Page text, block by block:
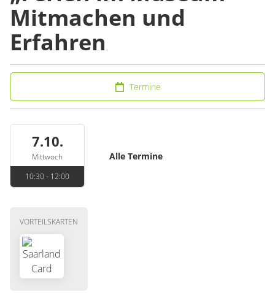
Mitmachen und
Erfahren
Termine
7.10.
Mittwoch
10:30 - 12:00
Alle Termine
VORTEILSKARTEN